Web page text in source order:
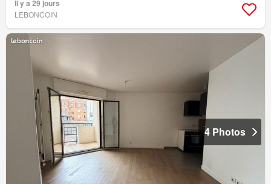
Il y a 29 jours
LEBONCOIN
4 Photos